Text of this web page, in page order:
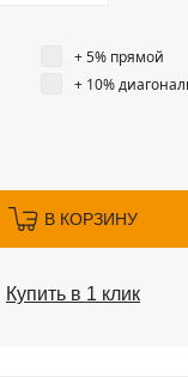
+ 5% прямой
+ 10%
В КОРЗИНУ
Купить в 1 клик